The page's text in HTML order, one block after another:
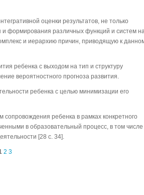
оценки результатов, не только
формирования различных функций и систем
и иерархию причин, приводящую к
ребенка с выходом на тип и структуру
вероятностного прогноза развития.
ребенка с целью минимизации его
ребенка в рамках конкретного
в образовательный процесс, в том числе
[28 с. 34].
2 3